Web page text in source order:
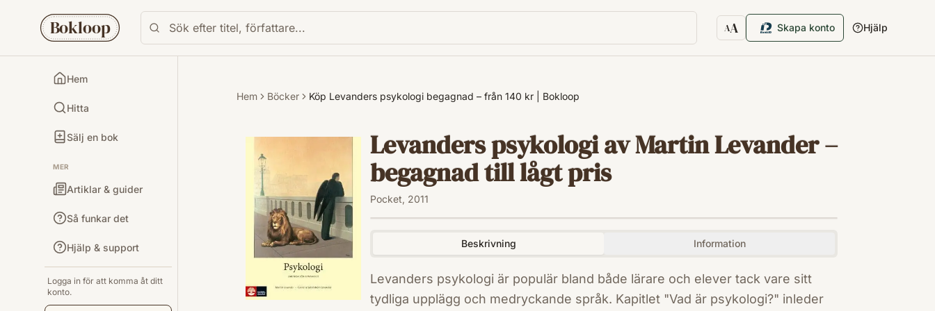
Bokloop AA
Textstorlek
Skapa konto Hjälp
Hem
Hitta
Sälj en bok
MER
Artiklar & guider
Så funkar det
Hjälp & support
Logga in för att komma åt ditt
konto.
Hem Böcker Köp Levanders psykologi begagnad – från 140 kr | Bokloop
Levanders psykologi av Martin Levander –
begagnad till lågt pris
Pocket, 2011
Beskrivning Information
Levanders psykologi är populär bland både lärare och elever tack vare sitt
tydliga upplägg och medryckande språk. Kapitlet "Vad är psykologi?" inleder